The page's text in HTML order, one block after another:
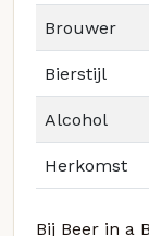
Brouwer
Bierstijl
Alcohol
Herkomst
Bij Beer in a